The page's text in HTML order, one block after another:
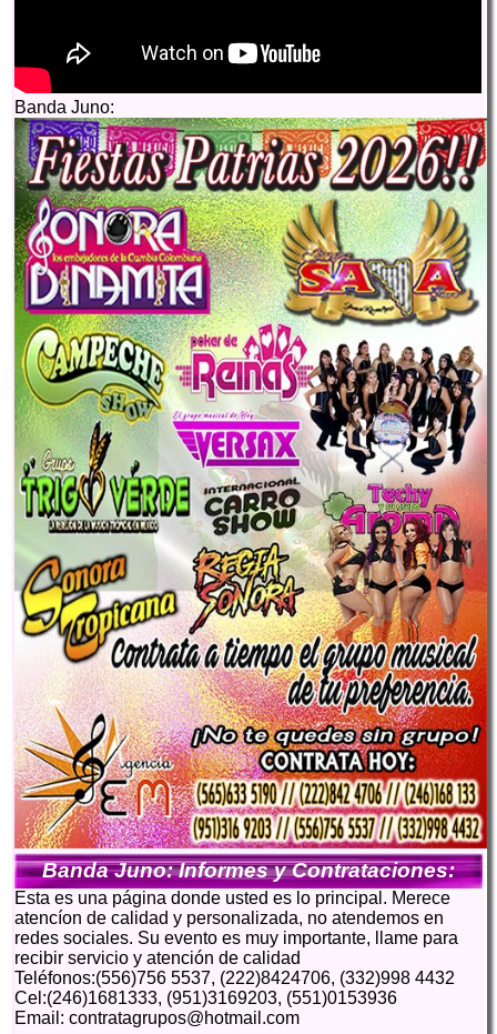
Banda Juno:
Banda Juno: Informes y Contrataciones:
Esta es una página donde usted es lo principal. Merece
atencíon de calidad y personalizada, no atendemos en
redes sociales. Su evento es muy importante, llame para
recibir servicio y atención de calidad
Teléfonos:(556)756 5537, (222)8424706, (332)998 4432
Cel:(246)1681333, (951)3169203, (551)0153936
Email: contratagrupos@hotmail.com